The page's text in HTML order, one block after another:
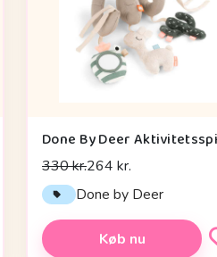
330 kr.264 kr.
Done by Deer
Køb nu